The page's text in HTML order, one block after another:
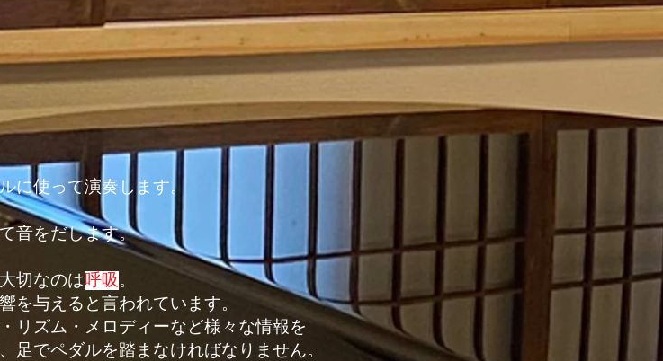
に使って演奏します。
音をだします。
切なのは呼吸。
を与えると言われています。
リズム・メロディーなど様々な情報を
足でペダルを踏まなければなりません。